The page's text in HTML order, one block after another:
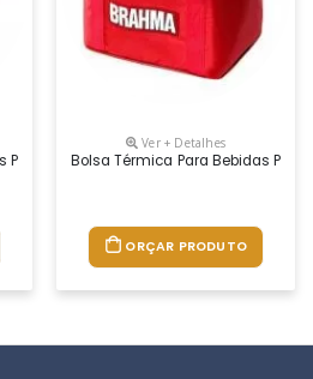
Personalizada, Confeccionada Com
Ver + Detalhes
Bolsa Térmica Para Bebidas
ORÇAR PRODUTO